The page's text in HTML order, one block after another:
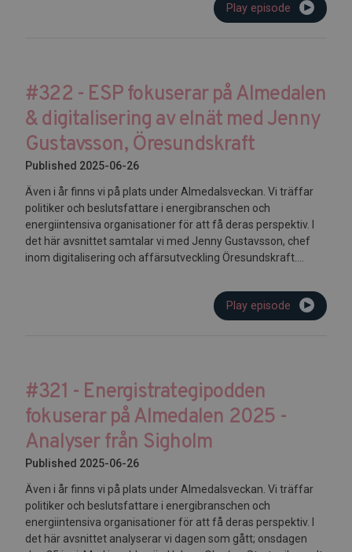
Play episode
#322 - ESP fokuserar på Almedalen
& digitalisering av elnät med Jenny
Gustavsson, Öresundskraft
Published 2025-06-26
Även i år finns vi på plats under Almedalsveckan. Vi träffar
politiker och beslutsfattare i energibranschen och
energiintensiva organisationer för att få deras perspektiv. I
det här avsnittet samtalar vi med Jenny Gustavsson, chef
inom digitalisering och affärsutveckling Öresundskraft....
Play episode
#321 - Energistrategipodden
fokuserar på Almedalen 2025 -
Analyser från Sigholm
Published 2025-06-26
Även i år finns vi på plats under Almedalsveckan. Vi träffar
politiker och beslutsfattare i energibranschen och
energiintensiva organisationer för att få deras perspektiv. I
det här avsnittet analyserar vi dagen som gått; onsdagen